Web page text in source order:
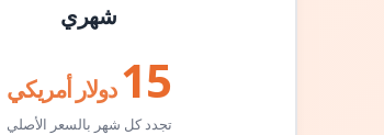
شهري
15 دولار أمريكي
تجدد كل شهر بالسعر الأصلي